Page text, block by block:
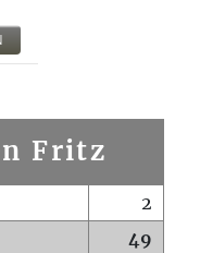
Fritz
2
49